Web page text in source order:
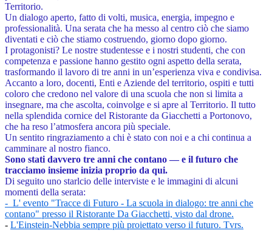
Territorio.
Un dialogo aperto, fatto di volti, musica, energia, impegno e
professionalità. Una serata che ha messo al centro ciò che siamo
diventati e ciò che stiamo costruendo, giorno dopo giorno.
I protagonisti? Le nostre studentesse e i nostri studenti, che con
competenza e passione hanno gestito ogni aspetto della serata,
trasformando il lavoro di tre anni in un’esperienza viva e condivisa.
Accanto a loro, docenti, Enti e Aziende del territorio, ospiti e tutti
coloro che credono nel valore di una scuola che non si limita a
insegnare, ma che ascolta, coinvolge e si apre al Territorio. Il tutto
nella splendida cornice del Ristorante da Giacchetti a Portonovo,
che ha reso l’atmosfera ancora più speciale.
Un sentito ringraziamento a chi è stato con noi e a chi continua a
camminare al nostro fianco.
Sono stati davvero tre anni che contano — e il futuro che
tracciamo insieme inizia proprio da qui.
Di seguito uno starlcio delle interviste e le immagini di alcuni
momenti della serata:
- L' evento "Tracce di Futuro - La scuola in dialogo: tre anni che
contano" presso il Ristorante Da Giacchetti, visto dal drone.
- L'Einstein-Nebbia sempre più proiettato verso il futuro. Tvrs.